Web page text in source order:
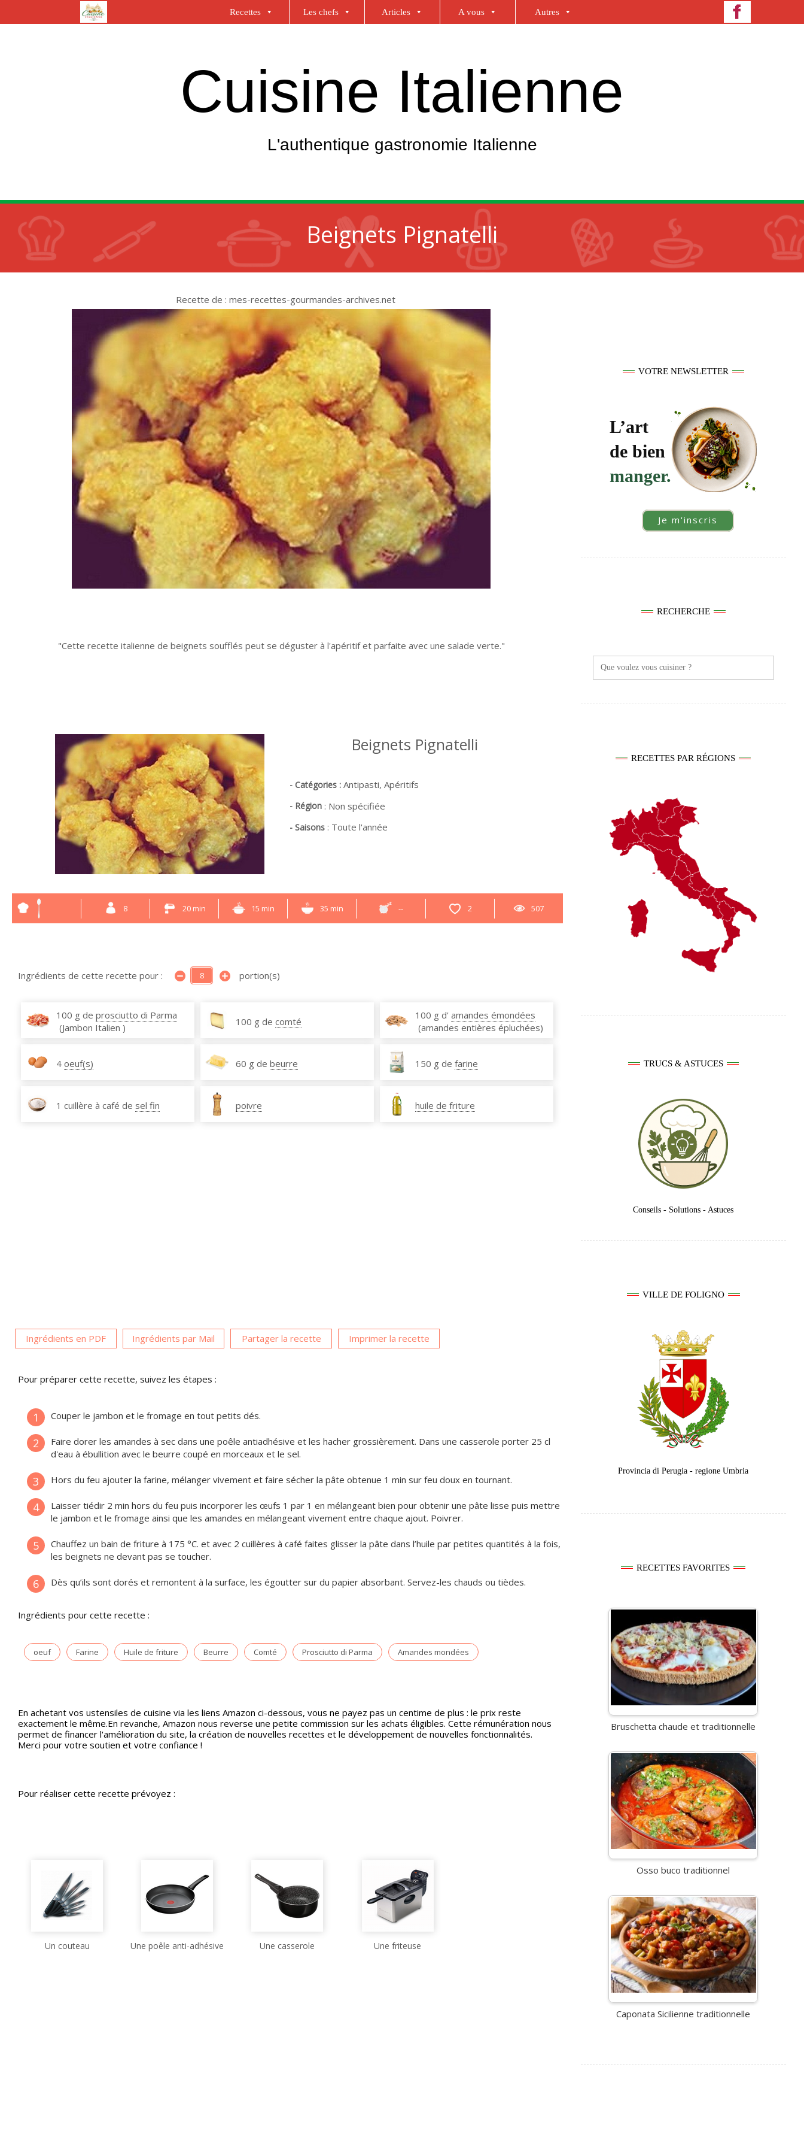
Recettes Les chefs Articles A vous Autres
Cuisine Italienne
L'authentique gastronomie Italienne
Beignets Pignatelli
VOTRE NEWSLETTER
L’art
de bien
manger.
Je m'inscris
RECHERCHE
Search
for:
RECETTES PAR RÉGIONS
TRUCS & ASTUCES
Conseils - Solutions - Astuces
VILLE DE FOLIGNO
Provincia di Perugia - regione Umbria
RECETTES FAVORITES
Bruschetta chaude et traditionnelle
Osso buco traditionnel
Caponata Sicilienne traditionnelle
Recette de : mes-recettes-gourmandes-archives.net
Cette recette italienne de beignets soufflés peut se déguster à l'apéritif et parfaite avec une salade verte.
Beignets Pignatelli
- Catégories :Antipasti, Apéritifs
- Région : Non spécifiée
- Saisons : Toute l'année
8 20 min 15 min 35 min -- 2 507
Ingrédients de cette recette pour : portion(s)
100 g de prosciutto di Parma
(Jambon Italien )
100 g de comté
100 g d' amandes émondées
(amandes entières épluchées)
4 oeuf(s) 60 g de beurre 150 g de farine
1 cuillère à café de sel fin poivre huile de friture
Ingrédients en PDF Ingrédients par Mail Partager la recette Imprimer la recette
Pour préparer cette recette, suivez les étapes :
1 Couper le jambon et le fromage en tout petits dés.
2
Faire dorer les amandes à sec dans une poêle antiadhésive et les hacher grossièrement. Dans une casserole porter 25 cl
d'eau à ébullition avec le beurre coupé en morceaux et le sel.
3 Hors du feu ajouter la farine, mélanger vivement et faire sécher la pâte obtenue 1 min sur feu doux en tournant.
4
Laisser tiédir 2 min hors du feu puis incorporer les œufs 1 par 1 en mélangeant bien pour obtenir une pâte lisse puis mettre
le jambon et le fromage ainsi que les amandes en mélangeant vivement entre chaque ajout. Poivrer.
5
Chauffez un bain de friture à 175 °C. et avec 2 cuillères à café faites glisser la pâte dans l’huile par petites quantités à la fois,
les beignets ne devant pas se toucher.
6 Dès qu’ils sont dorés et remontent à la surface, les égoutter sur du papier absorbant. Servez-les chauds ou tièdes.
Ingrédients pour cette recette :
oeuf Farine Huile de friture Beurre Comté Prosciutto di Parma Amandes mondées
En achetant vos ustensiles de cuisine via les liens Amazon ci-dessous, vous ne payez pas un centime de plus : le prix reste
exactement le même.En revanche, Amazon nous reverse une petite commission sur les achats éligibles. Cette rémunération nous
permet de financer l'amélioration du site, la création de nouvelles recettes et le développement de nouvelles fonctionnalités.
Merci pour votre soutien et votre confiance !
Pour réaliser cette recette prévoyez :
Un couteau Une poêle anti-adhésive Une casserole Une friteuse